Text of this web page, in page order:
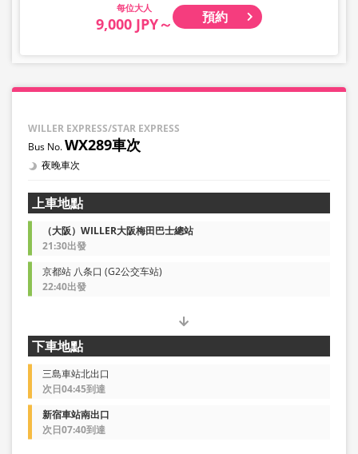
大人
9,000 JPY～ 預約
WILLER EXPRESS/STAR EXPRESS
WX289車次
夜晚車次
上車地點
（大阪）WILLER大阪梅田巴士總站
21:30出發
京都站 八条口 (G2公交车站)
22:40出發
下車地點
三島車站北出口
次日04:45到達
新宿車站南出口
次日07:40到達